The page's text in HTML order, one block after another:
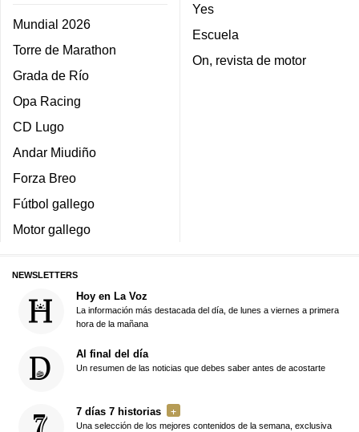
Mundial 2026
Torre de Marathon
Grada de Río
Opa Racing
CD Lugo
Andar Miudiño
Forza Breo
Fútbol gallego
Motor gallego
Yes
Escuela
On, revista de motor
NEWSLETTERS
Hoy en La Voz
La información más destacada del día, de lunes a viernes a primera
hora de la mañana
Al final del día
Un resumen de las noticias que debes saber antes de acostarte
7 días 7 historias
Una selección de los mejores contenidos de la semana, exclusiva